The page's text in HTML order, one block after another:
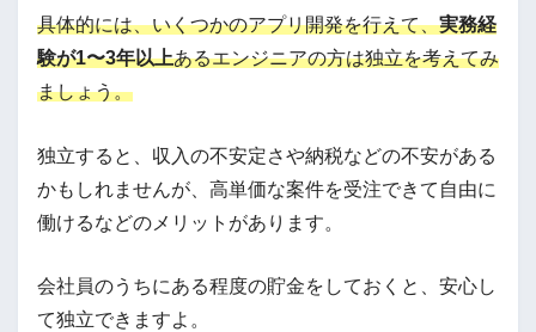
具体的には、いくつかのアプリ開発を行えて、実務経
験が1〜3年以上あるエンジニアの方は独立を考えてみ
ましょう。
独立すると、収入の不安定さや納税などの不安がある
かもしれませんが、高単価な案件を受注できて自由に
働けるなどのメリットがあります。
会社員のうちにある程度の貯金をしておくと、安心し
て独立できますよ。